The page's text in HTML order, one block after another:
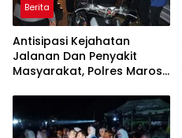
Berita
Antisipasi Kejahatan
Jalanan Dan Penyakit
Masyarakat, Polres Maros
Kondusif